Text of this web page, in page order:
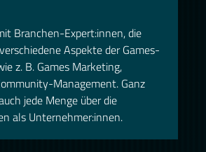
Branchen-Expert:innen, die
Aspekte der Games-
z. B. Games Marketing,
Management. Ganz
jede Menge über die
als Unternehmer:innen.